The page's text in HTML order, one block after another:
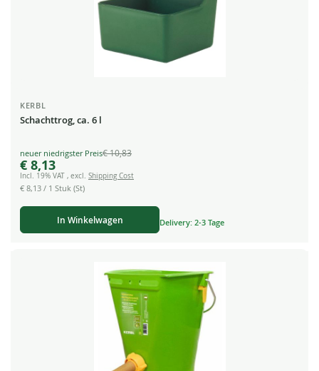
KERBL
Schachttrog, ca. 6 l
Special
Price
€ 8,13
€ 10,83
Incl. 19% VAT , excl. Shipping Cost
€ 8,13 / 1 Stuk (St)
In Winkelwagen Delivery: 2-3 Tage